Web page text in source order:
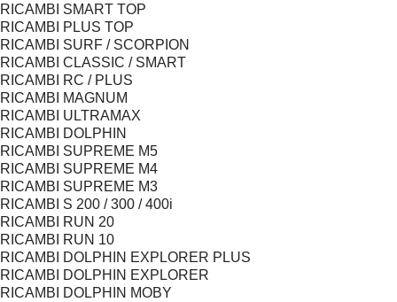
RICAMBI SMART TOP
RICAMBI PLUS TOP
RICAMBI SURF / SCORPION
RICAMBI CLASSIC / SMART
RICAMBI RC / PLUS
RICAMBI MAGNUM
RICAMBI ULTRAMAX
RICAMBI DOLPHIN
RICAMBI SUPREME M5
RICAMBI SUPREME M4
RICAMBI SUPREME M3
RICAMBI S 200 / 300 / 400i
RICAMBI RUN 20
RICAMBI RUN 10
RICAMBI DOLPHIN EXPLORER PLUS
RICAMBI DOLPHIN EXPLORER
RICAMBI DOLPHIN MOBY